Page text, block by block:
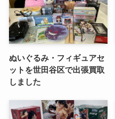
ぬいぐるみ・フィギュアセ
ットを世田谷区で出張買取
しました